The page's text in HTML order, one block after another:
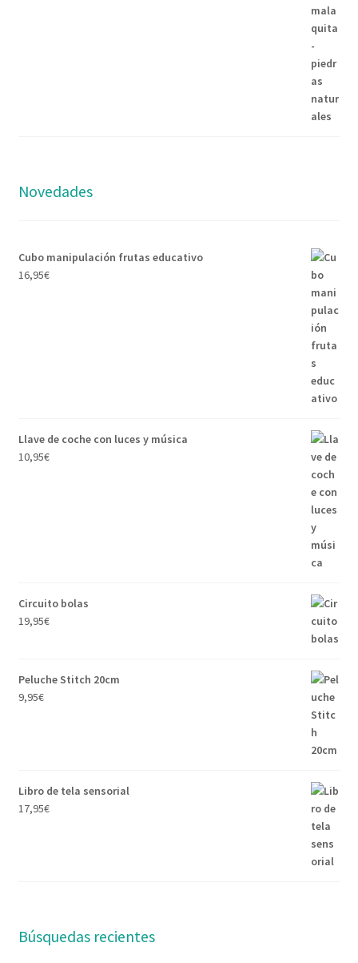
Novedades
Cubo manipulación frutas educativo
16,95€
Llave de coche con luces y música
10,95€
Circuito bolas
19,95€
Peluche Stitch 20cm
9,95€
Libro de tela sensorial
17,95€
Búsquedas recientes